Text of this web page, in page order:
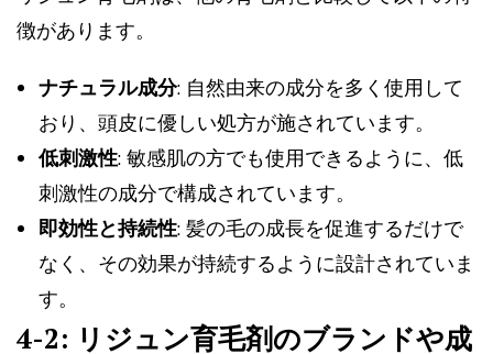
徴があります。
ナチュラル成分: 自然由来の成分を多く使用して
おり、頭皮に優しい処方が施されています。
低刺激性: 敏感肌の方でも使用できるように、低
刺激性の成分で構成されています。
即効性と持続性: 髪の毛の成長を促進するだけで
なく、その効果が持続するように設計されていま
す。
4-2: リジュン育毛剤のブランドや成